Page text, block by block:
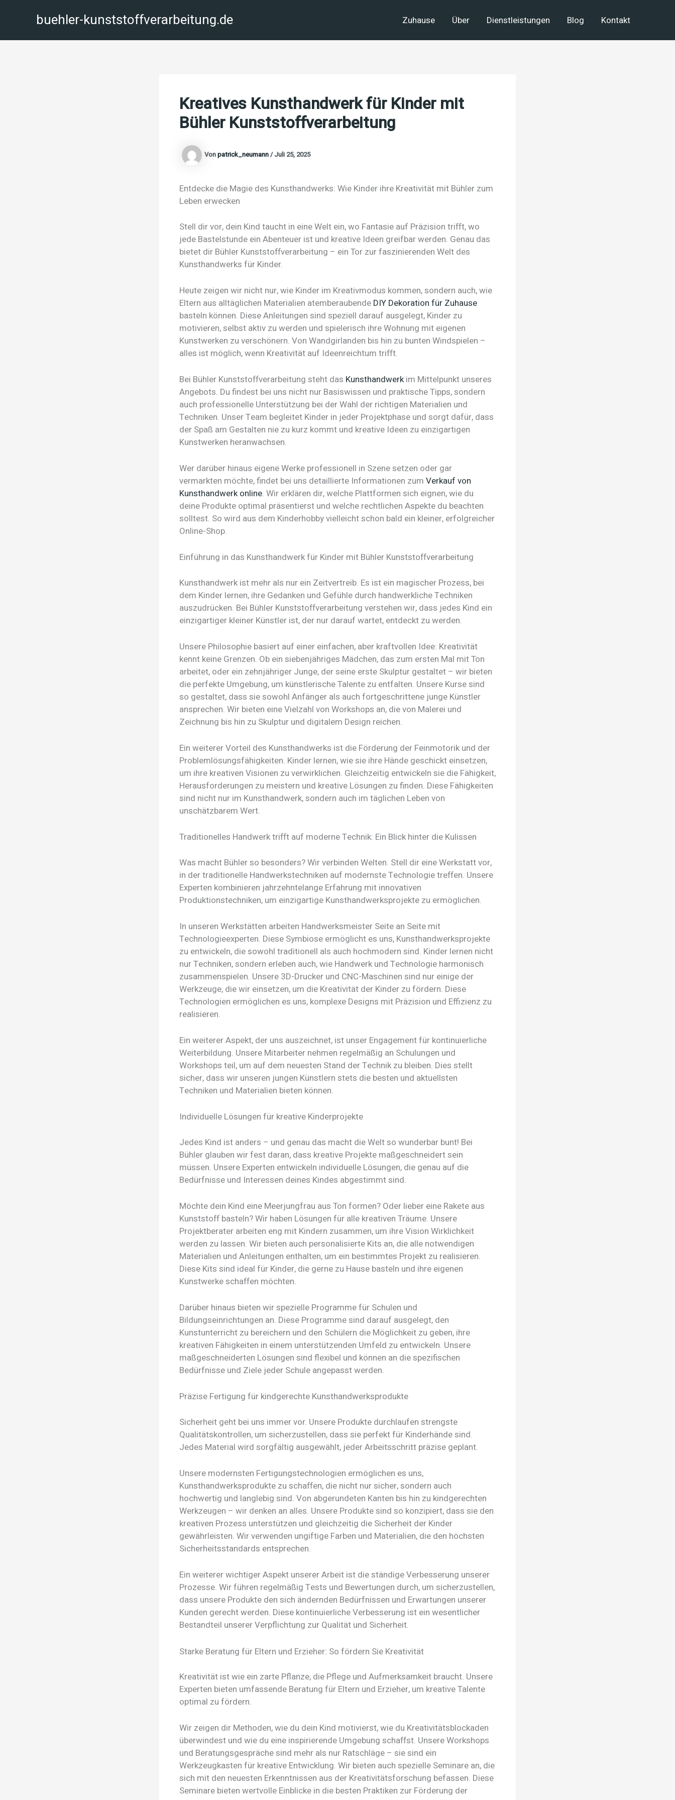
buehler-kunststoffverarbeitung.de Zuhause Über Dienstleistungen Blog Kontakt
Kreatives Kunsthandwerk für Kinder mit
Bühler Kunststoffverarbeitung
Vonpatrick_neumann/Juli 25, 2025
Entdecke die Magie des Kunsthandwerks: Wie Kinder ihre Kreativität mit Bühler zum
Leben erwecken
Stell dir vor, dein Kind taucht in eine Welt ein, wo Fantasie auf Präzision trifft, wo
jede Bastelstunde ein Abenteuer ist und kreative Ideen greifbar werden. Genau das
bietet dir Bühler Kunststoffverarbeitung – ein Tor zur faszinierenden Welt des
Kunsthandwerks für Kinder.
Heute zeigen wir nicht nur, wie Kinder im Kreativmodus kommen, sondern auch, wie
Eltern aus alltäglichen Materialien atemberaubende DIY Dekoration für Zuhause
basteln können. Diese Anleitungen sind speziell darauf ausgelegt, Kinder zu
motivieren, selbst aktiv zu werden und spielerisch ihre Wohnung mit eigenen
Kunstwerken zu verschönern. Von Wandgirlanden bis hin zu bunten Windspielen –
alles ist möglich, wenn Kreativität auf Ideenreichtum trifft.
Bei Bühler Kunststoffverarbeitung steht das Kunsthandwerkim Mittelpunkt unseres
Angebots. Du findest bei uns nicht nur Basiswissen und praktische Tipps, sondern
auch professionelle Unterstützung bei der Wahl der richtigen Materialien und
Techniken. Unser Team begleitet Kinder in jeder Projektphase und sorgt dafür, dass
der Spaß am Gestalten nie zu kurz kommt und kreative Ideen zu einzigartigen
Kunstwerken heranwachsen.
Wer darüber hinaus eigene Werke professionell in Szene setzen oder gar
vermarkten möchte, findet bei uns detaillierte Informationen zum Verkauf von
Kunsthandwerk online. Wir erklären dir, welche Plattformen sich eignen, wie du
deine Produkte optimal präsentierst und welche rechtlichen Aspekte du beachten
solltest. So wird aus dem Kinderhobby vielleicht schon bald ein kleiner, erfolgreicher
Online-Shop.
Einführung in das Kunsthandwerk für Kinder mit Bühler Kunststoffverarbeitung
Kunsthandwerk ist mehr als nur ein Zeitvertreib. Es ist ein magischer Prozess, bei
dem Kinder lernen, ihre Gedanken und Gefühle durch handwerkliche Techniken
auszudrücken. Bei Bühler Kunststoffverarbeitung verstehen wir, dass jedes Kind ein
einzigartiger kleiner Künstler ist, der nur darauf wartet, entdeckt zu werden.
Unsere Philosophie basiert auf einer einfachen, aber kraftvollen Idee: Kreativität
kennt keine Grenzen. Ob ein siebenjähriges Mädchen, das zum ersten Mal mit Ton
arbeitet, oder ein zehnjähriger Junge, der seine erste Skulptur gestaltet – wir bieten
die perfekte Umgebung, um künstlerische Talente zu entfalten. Unsere Kurse sind
so gestaltet, dass sie sowohl Anfänger als auch fortgeschrittene junge Künstler
ansprechen. Wir bieten eine Vielzahl von Workshops an, die von Malerei und
Zeichnung bis hin zu Skulptur und digitalem Design reichen.
Ein weiterer Vorteil des Kunsthandwerks ist die Förderung der Feinmotorik und der
Problemlösungsfähigkeiten. Kinder lernen, wie sie ihre Hände geschickt einsetzen,
um ihre kreativen Visionen zu verwirklichen. Gleichzeitig entwickeln sie die Fähigkeit,
Herausforderungen zu meistern und kreative Lösungen zu finden. Diese Fähigkeiten
sind nicht nur im Kunsthandwerk, sondern auch im täglichen Leben von
unschätzbarem Wert.
Traditionelles Handwerk trifft auf moderne Technik: Ein Blick hinter die Kulissen
Was macht Bühler so besonders? Wir verbinden Welten. Stell dir eine Werkstatt vor,
in der traditionelle Handwerkstechniken auf modernste Technologie treffen. Unsere
Experten kombinieren jahrzehntelange Erfahrung mit innovativen
Produktionstechniken, um einzigartige Kunsthandwerksprojekte zu ermöglichen.
In unseren Werkstätten arbeiten Handwerksmeister Seite an Seite mit
Technologieexperten. Diese Symbiose ermöglicht es uns, Kunsthandwerksprojekte
zu entwickeln, die sowohl traditionell als auch hochmodern sind. Kinder lernen nicht
nur Techniken, sondern erleben auch, wie Handwerk und Technologie harmonisch
zusammenspielen. Unsere 3D-Drucker und CNC-Maschinen sind nur einige der
Werkzeuge, die wir einsetzen, um die Kreativität der Kinder zu fördern. Diese
Technologien ermöglichen es uns, komplexe Designs mit Präzision und Effizienz zu
realisieren.
Ein weiterer Aspekt, der uns auszeichnet, ist unser Engagement für kontinuierliche
Weiterbildung. Unsere Mitarbeiter nehmen regelmäßig an Schulungen und
Workshops teil, um auf dem neuesten Stand der Technik zu bleiben. Dies stellt
sicher, dass wir unseren jungen Künstlern stets die besten und aktuellsten
Techniken und Materialien bieten können.
Individuelle Lösungen für kreative Kinderprojekte
Jedes Kind ist anders – und genau das macht die Welt so wunderbar bunt! Bei
Bühler glauben wir fest daran, dass kreative Projekte maßgeschneidert sein
müssen. Unsere Experten entwickeln individuelle Lösungen, die genau auf die
Bedürfnisse und Interessen deines Kindes abgestimmt sind.
Möchte dein Kind eine Meerjungfrau aus Ton formen? Oder lieber eine Rakete aus
Kunststoff basteln? Wir haben Lösungen für alle kreativen Träume. Unsere
Projektberater arbeiten eng mit Kindern zusammen, um ihre Vision Wirklichkeit
werden zu lassen. Wir bieten auch personalisierte Kits an, die alle notwendigen
Materialien und Anleitungen enthalten, um ein bestimmtes Projekt zu realisieren.
Diese Kits sind ideal für Kinder, die gerne zu Hause basteln und ihre eigenen
Kunstwerke schaffen möchten.
Darüber hinaus bieten wir spezielle Programme für Schulen und
Bildungseinrichtungen an. Diese Programme sind darauf ausgelegt, den
Kunstunterricht zu bereichern und den Schülern die Möglichkeit zu geben, ihre
kreativen Fähigkeiten in einem unterstützenden Umfeld zu entwickeln. Unsere
maßgeschneiderten Lösungen sind flexibel und können an die spezifischen
Bedürfnisse und Ziele jeder Schule angepasst werden.
Präzise Fertigung für kindgerechte Kunsthandwerksprodukte
Sicherheit geht bei uns immer vor. Unsere Produkte durchlaufen strengste
Qualitätskontrollen, um sicherzustellen, dass sie perfekt für Kinderhände sind.
Jedes Material wird sorgfältig ausgewählt, jeder Arbeitsschritt präzise geplant.
Unsere modernsten Fertigungstechnologien ermöglichen es uns,
Kunsthandwerksprodukte zu schaffen, die nicht nur sicher, sondern auch
hochwertig und langlebig sind. Von abgerundeten Kanten bis hin zu kindgerechten
Werkzeugen – wir denken an alles. Unsere Produkte sind so konzipiert, dass sie den
kreativen Prozess unterstützen und gleichzeitig die Sicherheit der Kinder
gewährleisten. Wir verwenden ungiftige Farben und Materialien, die den höchsten
Sicherheitsstandards entsprechen.
Ein weiterer wichtiger Aspekt unserer Arbeit ist die ständige Verbesserung unserer
Prozesse. Wir führen regelmäßig Tests und Bewertungen durch, um sicherzustellen,
dass unsere Produkte den sich ändernden Bedürfnissen und Erwartungen unserer
Kunden gerecht werden. Diese kontinuierliche Verbesserung ist ein wesentlicher
Bestandteil unserer Verpflichtung zur Qualität und Sicherheit.
Starke Beratung für Eltern und Erzieher: So fördern Sie Kreativität
Kreativität ist wie ein zarte Pflanze, die Pflege und Aufmerksamkeit braucht. Unsere
Experten bieten umfassende Beratung für Eltern und Erzieher, um kreative Talente
optimal zu fördern.
Wir zeigen dir Methoden, wie du dein Kind motivierst, wie du Kreativitätsblockaden
überwindest und wie du eine inspirierende Umgebung schaffst. Unsere Workshops
und Beratungsgespräche sind mehr als nur Ratschläge – sie sind ein
Werkzeugkasten für kreative Entwicklung. Wir bieten auch spezielle Seminare an, die
sich mit den neuesten Erkenntnissen aus der Kreativitätsforschung befassen. Diese
Seminare bieten wertvolle Einblicke in die besten Praktiken zur Förderung der